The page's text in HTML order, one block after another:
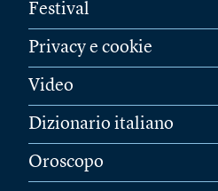
Festival
Privacy e cookie
Video
Dizionario italiano
Oroscopo